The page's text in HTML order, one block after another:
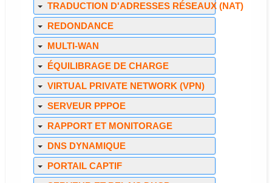
TRADUCTION D'ADRESSES RÉSEAUX (NAT)
REDONDANCE
MULTI-WAN
ÉQUILIBRAGE DE CHARGE
VIRTUAL PRIVATE NETWORK (VPN)
SERVEUR PPPOE
RAPPORT ET MONITORAGE
DNS DYNAMIQUE
PORTAIL CAPTIF